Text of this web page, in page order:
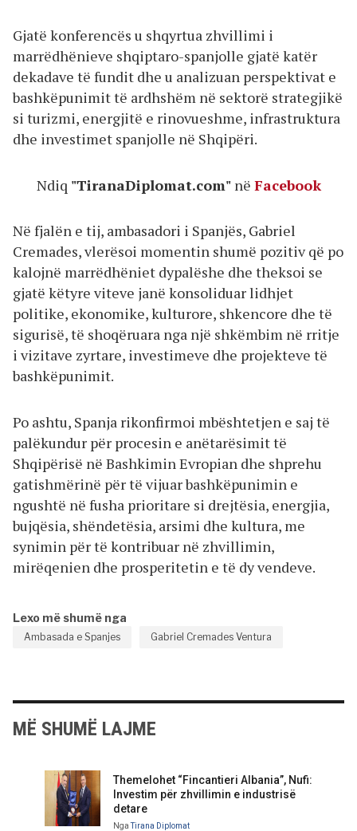
Gjatë konferencës u shqyrtua zhvillimi i
marrëdhënieve shqiptaro-spanjolle gjatë katër
dekadave të fundit dhe u analizuan perspektivat e
bashkëpunimit të ardhshëm në sektorë strategjikë
si turizmi, energjitë e rinovueshme, infrastruktura
dhe investimet spanjolle në Shqipëri.
Ndiq "TiranaDiplomat.com" në Facebook
Në fjalën e tij, ambasadori i Spanjës, Gabriel
Cremades, vlerësoi momentin shumë pozitiv që po
kalojnë marrëdhëniet dypalëshe dhe theksoi se
gjatë këtyre viteve janë konsoliduar lidhjet
politike, ekonomike, kulturore, shkencore dhe të
sigurisë, të shoqëruara nga një shkëmbim në rritje
i vizitave zyrtare, investimeve dhe projekteve të
bashkëpunimit.
Po ashtu, Spanja rikonfirmoi mbështetjen e saj të
palëkundur për procesin e anëtarësimit të
Shqipërisë në Bashkimin Evropian dhe shprehu
gatishmërinë për të vijuar bashkëpunimin e
ngushtë në fusha prioritare si drejtësia, energjia,
bujqësia, shëndetësia, arsimi dhe kultura, me
synimin për të kontribuar në zhvillimin,
mirëqenien dhe prosperitetin e të dy vendeve.
Lexo më shumë nga
Ambasada e Spanjes Gabriel Cremades Ventura
MË SHUMË LAJME
Themelohet “Fincantieri Albania”, Nufi:
Investim për zhvillimin e industrisë
detare
NgaTirana Diplomat